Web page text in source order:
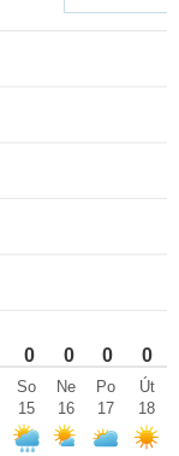
0 0 0 0
So
15
Ne
16
Po
17
Út
18